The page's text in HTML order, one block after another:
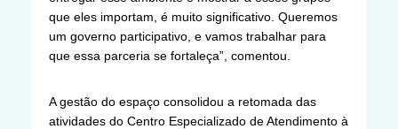
que eles importam, é muito significativo. Queremos
um governo participativo, e vamos trabalhar para
que essa parceria se fortaleça”, comentou.
A gestão do espaço consolidou a retomada das
atividades do Centro Especializado de Atendimento à